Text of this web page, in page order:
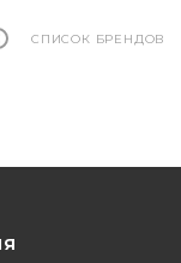
СПИСОК БРЕНДОВ